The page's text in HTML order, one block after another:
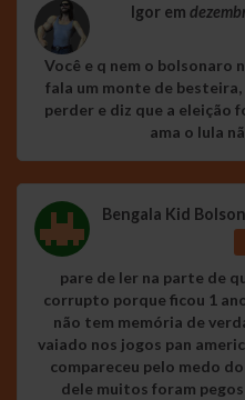
Igor em
Você e q nem o bolsonaro
fala um monte de
perder e diz que a eleição
ama o lula
Bengala Kid
pare de ler na parte de
corrupto porque ficou 1
não tem memória de
vaiado nos jogos pan
compareceu pelo medo
dele muitos foram